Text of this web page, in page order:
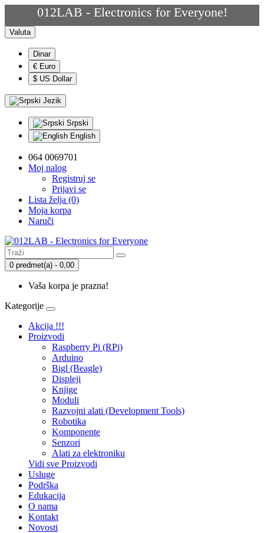
012LAB - Electronics for Everyone!
Valuta
Dinar
€ Euro
$ US Dollar
Jezik
Srpski
English
064 0069701
Moj nalog
Registruj se
Prijavi se
Lista želja (0)
Moja korpa
Naruči
0 predmet(a) - 0,00
Vaša korpa je prazna!
Kategorije
Akcija !!!
Proizvodi
Raspberry Pi (RPi)
Arduino
Bigl (Beagle)
Displеji
Knjige
Moduli
Razvojni alati (Development Tools)
Robotika
Komponente
Senzori
Alati za elektroniku
Vidi sve Proizvodi
Usluge
Podrška
Edukacija
O nama
Kontakt
Novosti